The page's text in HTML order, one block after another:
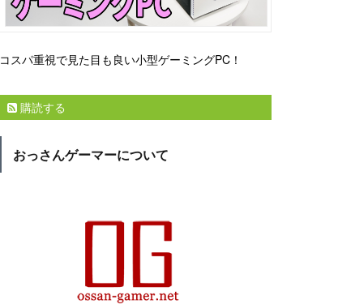
コスパ重視で見た目も良い小型ゲーミングPC！
購読する
おっさんゲーマーについて